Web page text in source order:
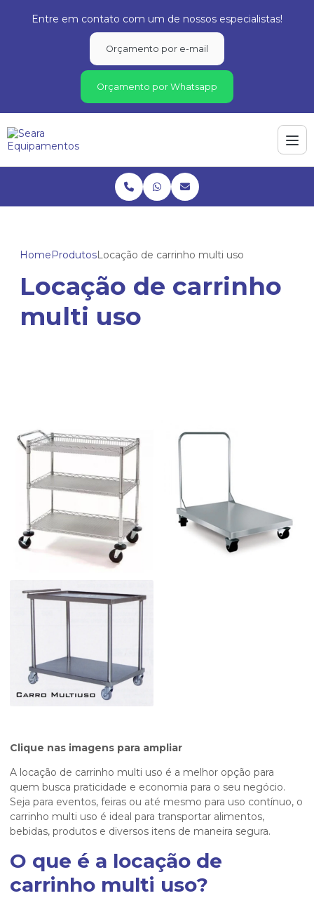
Entre em contato com um de nossos especialistas!
Orçamento por e-mail
Orçamento por Whatsapp
HomeProdutosLocação de carrinho multi uso
Locação de carrinho
multi uso
Clique nas imagens para ampliar
A locação de carrinho multi uso é a melhor opção para
quem busca praticidade e economia para o seu negócio.
Seja para eventos, feiras ou até mesmo para uso contínuo, o
carrinho multi uso é ideal para transportar alimentos,
bebidas, produtos e diversos itens de maneira segura.
O que é a locação de
carrinho multi uso?